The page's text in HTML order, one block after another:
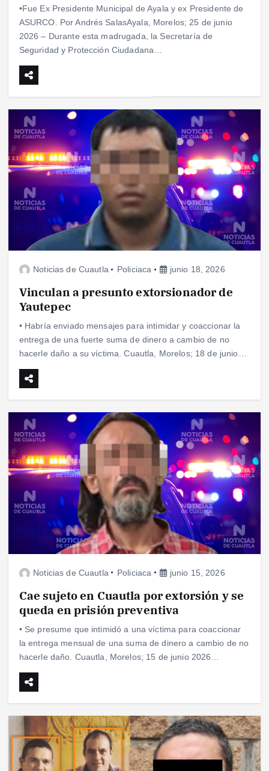
•Fue Ex Presidente Municipal de Ayala y ex Presidente de
ASURCO. Por Andrés SalasAyala, Morelos; 25 de junio
2026 – Durante esta madrugada, la Secretaría de
Seguridad y Protección Ciudadana…
Noticias de Cuautla Policiaca junio 18, 2026
Vinculan a presunto extorsionador de
Yautepec
• Habría enviado mensajes para intimidar y coaccionar la
entrega de una fuerte suma de dinero a cambio de no
hacerle daño a su víctima. Cuautla, Morelos; 18 de junio…
Noticias de Cuautla Policiaca junio 15, 2026
Cae sujeto en Cuautla por extorsión y se
queda en prisión preventiva
• Se presume que intimidó a una víctima para coaccionar
la entrega mensual de una suma de dinero a cambio de no
hacerle daño. Cuautla, Morelos; 15 de junio 2026…